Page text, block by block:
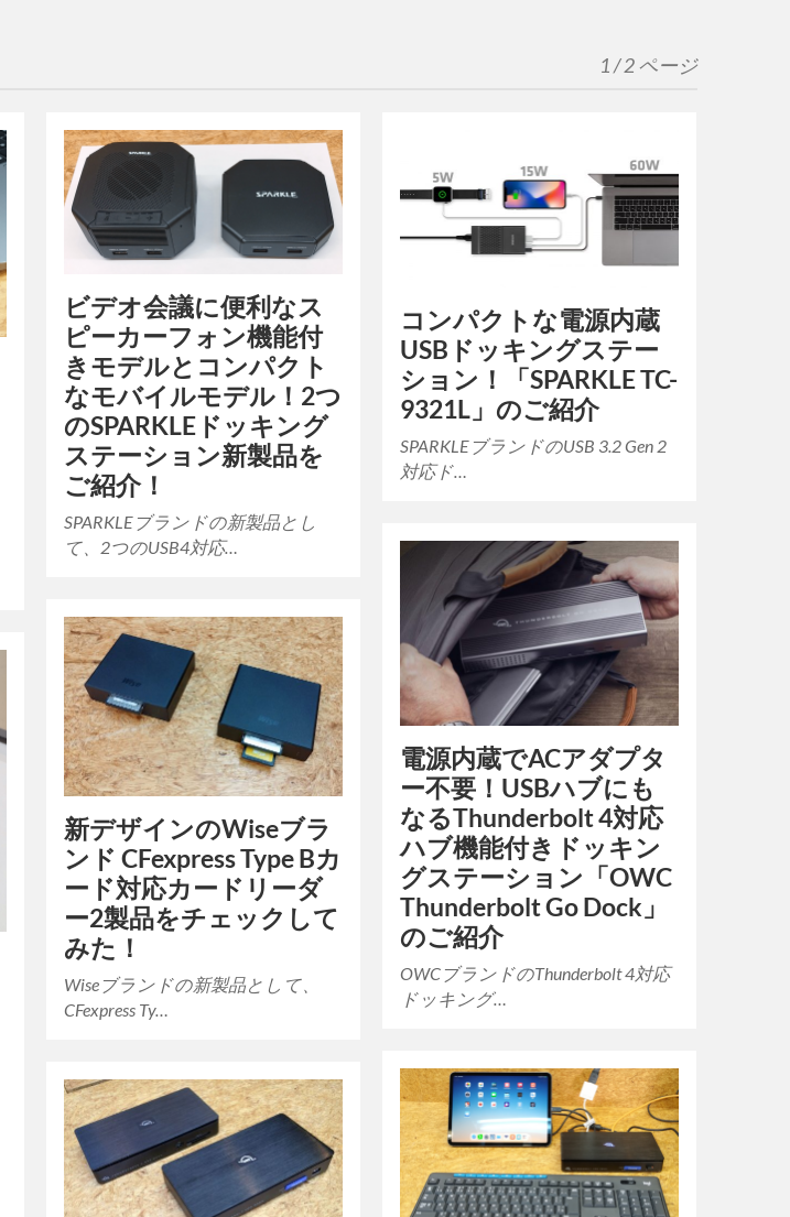
1 / 2 ページ
ビデオ会議に便利なス
ピーカーフォン機能付
きモデルとコンパクト
なモバイルモデル！2つ
のSPARKLEドッキング
ステーション新製品を
ご紹介！
SPARKLEブランドの新製品とし
て、2つのUSB4対応…
コンパクトな電源内蔵
USBドッキングステー
ション！「SPARKLE TC-
9321L」のご紹介
SPARKLEブランドのUSB 3.2 Gen 2
対応ド…
電源内蔵でACアダプタ
ー不要！USBハブにも
なるThunderbolt 4対応
ハブ機能付きドッキン
グステーション「OWC
Thunderbolt Go Dock」
のご紹介
OWCブランドのThunderbolt 4対応
ドッキング…
新デザインのWiseブラ
ンド CFexpress Type Bカ
ード対応カードリーダ
ー2製品をチェックして
みた！
Wiseブランドの新製品として、
CFexpress Ty…